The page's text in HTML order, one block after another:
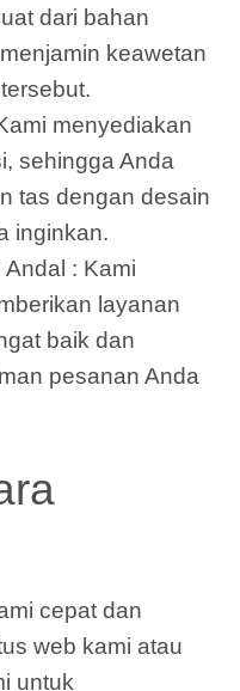
dari bahan
keawetan
menyediakan
sehingga Anda
tas dengan desain
inginkan.
: Kami
layanan
baik dan
pesanan Anda
cepat dan
web kami atau
untuk